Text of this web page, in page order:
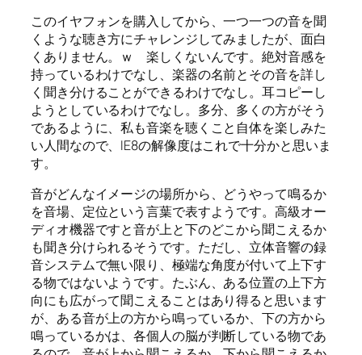
このイヤフォンを購入してから、一つ一つの音を聞
くような聴き方にチャレンジしてみましたが、面白
くありません。ｗ 楽しくないんです。絶対音感を
持っているわけでなし、楽器の名前とその音を詳し
く聞き分けることができるわけでなし。耳コピーし
ようとしているわけでなし。多分、多くの方がそう
であるように、私も音楽を聴くこと自体を楽しみた
い人間なので、IE8の解像度はこれで十分かと思いま
す。
音がどんなイメージの場所から、どうやって鳴るか
を音場、定位という言葉で表すようです。高級オー
ディオ機器ですと音が上と下のどこから聞こえるか
も聞き分けられるそうです。ただし、立体音響の録
音システムで無い限り、極端な角度が付いて上下す
る物ではないようです。たぶん、ある位置の上下方
向にも広がって聞こえることはあり得ると思います
が、ある音が上の方から鳴っているか、下の方から
鳴っているかは、各個人の脳が判断している物であ